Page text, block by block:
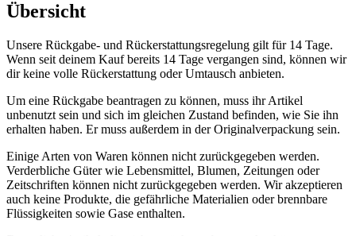
Übersicht
Unsere Rückgabe- und Rückerstattungsregelung gilt für 14 Tage.
Wenn seit deinem Kauf bereits 14 Tage vergangen sind, können wir
dir keine volle Rückerstattung oder Umtausch anbieten.
Um eine Rückgabe beantragen zu können, muss ihr Artikel
unbenutzt sein und sich im gleichen Zustand befinden, wie Sie ihn
erhalten haben. Er muss außerdem in der Originalverpackung sein.
Einige Arten von Waren können nicht zurückgegeben werden.
Verderbliche Güter wie Lebensmittel, Blumen, Zeitungen oder
Zeitschriften können nicht zurückgegeben werden. Wir akzeptieren
auch keine Produkte, die gefährliche Materialien oder brennbare
Flüssigkeiten sowie Gase enthalten.